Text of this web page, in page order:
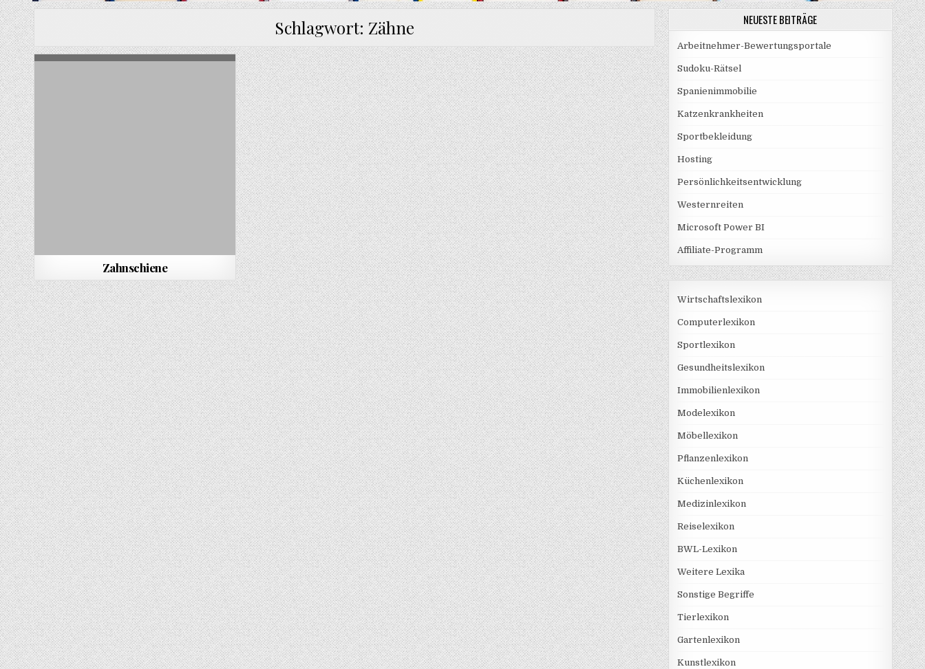
Schlagwort: Zähne
Zahnschiene
NEUESTE BEITRÄGE
Arbeitnehmer-Bewertungsportale
Sudoku-Rätsel
Spanienimmobilie
Katzenkrankheiten
Sportbekleidung
Hosting
Persönlichkeitsentwicklung
Westernreiten
Microsoft Power BI
Affiliate-Programm
Wirtschaftslexikon
Computerlexikon
Sportlexikon
Gesundheitslexikon
Immobilienlexikon
Modelexikon
Möbellexikon
Pflanzenlexikon
Küchenlexikon
Medizinlexikon
Reiselexikon
BWL-Lexikon
Weitere Lexika
Sonstige Begriffe
Tierlexikon
Gartenlexikon
Kunstlexikon